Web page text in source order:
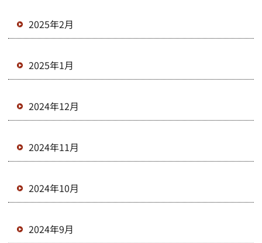
2025年2月
2025年1月
2024年12月
2024年11月
2024年10月
2024年9月